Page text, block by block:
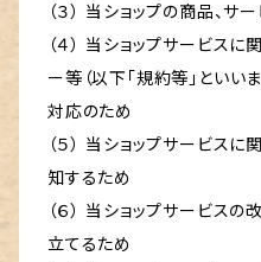
（３） 当ショップの商品、
（４） 当ショップサービスに
ー等（以下「規約等」といい
対応のため
（５） 当ショップサービス
知するため
（６） 当ショップサービス
立てるため